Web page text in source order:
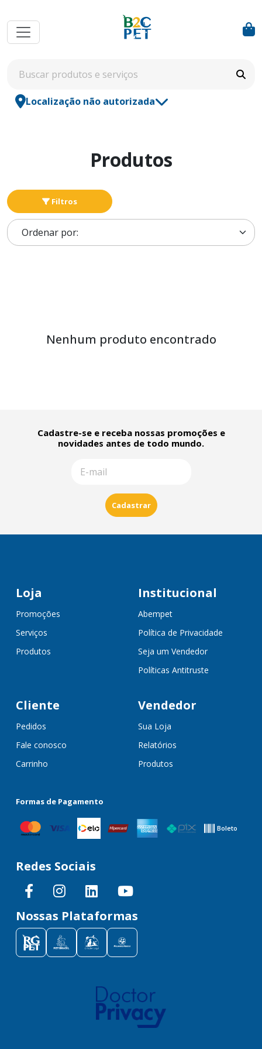
Localização não autorizada
Produtos
Filtros
Nenhum produto encontrado
Cadastre-se e receba nossas promoções e
novidades antes de todo mundo.
Cadastrar
Loja
Promoções
Serviços
Produtos
Institucional
Abempet
Política de Privacidade
Seja um Vendedor
Políticas Antitruste
Cliente
Pedidos
Fale conosco
Carrinho
Vendedor
Sua Loja
Relatórios
Produtos
Formas de Pagamento
Boleto
Redes Sociais
Nossas Plataformas